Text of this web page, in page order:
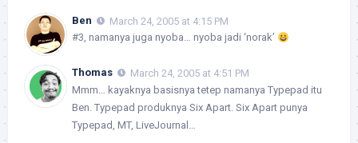
Ben
March 24, 2005 at 4:15 PM
#3, namanya juga nyoba… nyoba jadi ‘norak’
Thomas
March 24, 2005 at 4:51 PM
Mmm… kayaknya basisnya tetep namanya Typepad itu
Ben. Typepad produknya Six Apart. Six Apart punya
Typepad, MT, LiveJournal…